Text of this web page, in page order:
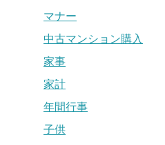
マナー
中古マンション購入
家事
家計
年間行事
子供